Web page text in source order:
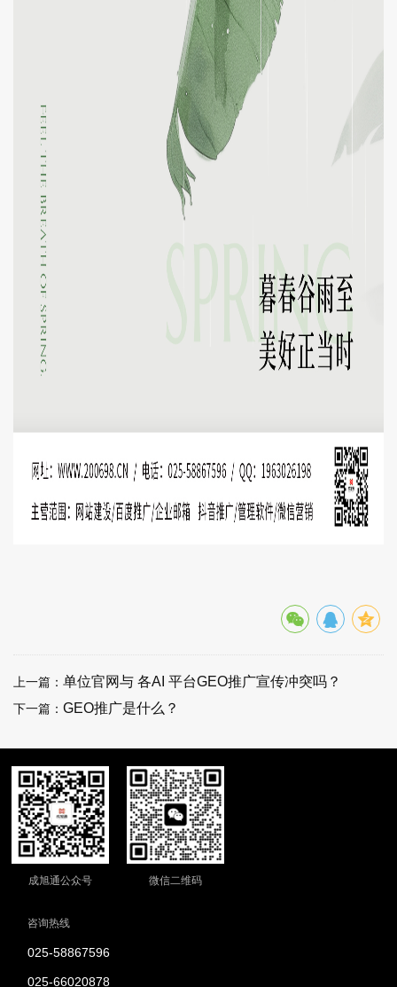
上一篇： 单位官网与 各AI 平台GEO推广宣传冲突吗？
下一篇： GEO推广是什么？
成旭通公众号 微信二维码
咨询热线
025-58867596
025-66020878